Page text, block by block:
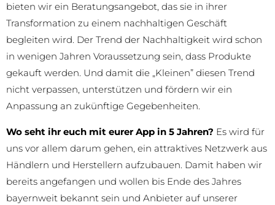
bieten wir ein Beratungsangebot, das sie in ihrer
Transformation zu einem nachhaltigen Geschäft
begleiten wird. Der Trend der Nachhaltigkeit wird schon
in wenigen Jahren Voraussetzung sein, dass Produkte
gekauft werden. Und damit die „Kleinen” diesen Trend
nicht verpassen, unterstützen und fördern wir ein
Anpassung an zukünftige Gegebenheiten.
Wo seht ihr euch mit eurer App in 5 Jahren? Es wird für
uns vor allem darum gehen, ein attraktives Netzwerk aus
Händlern und Herstellern aufzubauen. Damit haben wir
bereits angefangen und wollen bis Ende des Jahres
bayernweit bekannt sein und Anbieter auf unserer